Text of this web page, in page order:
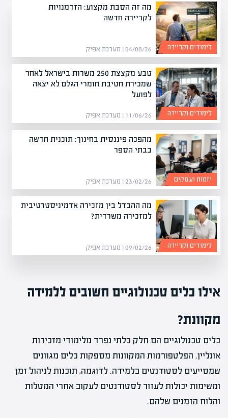
מה זה הסבת מקצוע: הזדמנויות
לקריירה חדשה
04/08/26 | מערכת אפיק לימודים וקריירה
טבע מקצצת 250 משרות בישראל לאחר
שמכירת חטיבת חומרי הגלם לא יצאה
לפועל
11/06/26 | מערכת אפיק לימודים וקריירה
מהפכה פיננסית בחינוך: תוכנית חדשה
בבתי הספר
23/02/26 | מערכת אפיק יזמות ועסקים
מה ההבדל בין מזכירה אדמיניסטרטיבית
למזכירה משרדית?
09/02/26 | מערכת אפיק לימודים וקריירה
אילו כלים טכנולוגיים חשובים ללמידה
מקוונת?
כלים טכנולוגיים הם חלק בלתי נפרד מלימודי מזכירות
אונליין. הפלטפורמות המקוונות מספקות כלים מגוונים
שמסייעים לסטודנטים בלמידה. לדוגמה, תוכנות לניהול זמן
ומשימות יכולות לעזור לסטודנטים לעקוב אחרי המטלות
והלוח הזמנים שלהם.